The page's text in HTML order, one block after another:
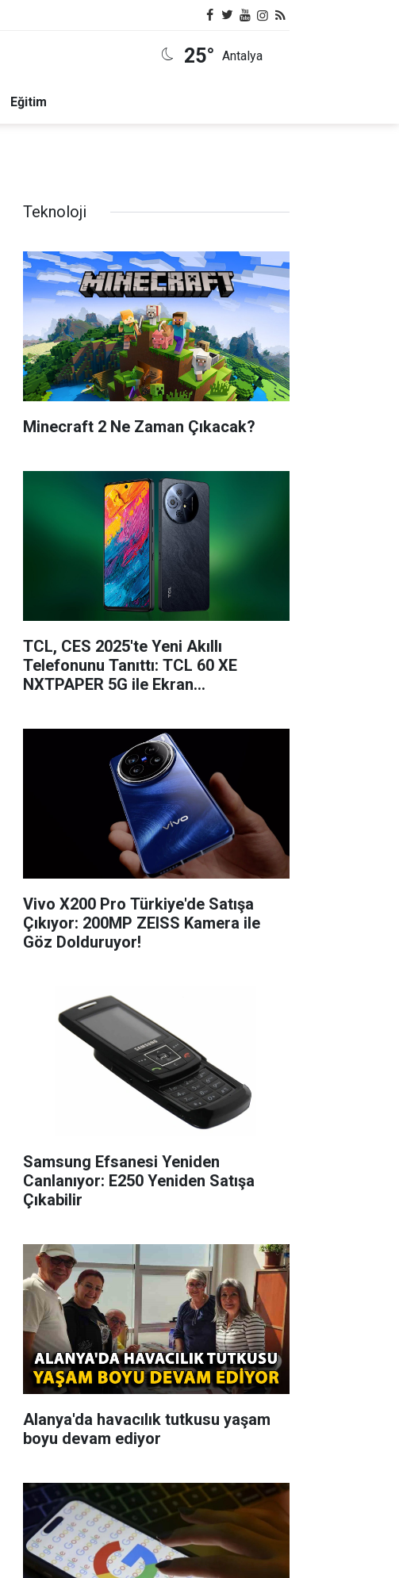
25° Antalya
Eğitim
Teknoloji
Minecraft 2 Ne Zaman Çıkacak?
TCL, CES 2025'te Yeni Akıllı
Telefonunu Tanıttı: TCL 60 XE
NXTPAPER 5G ile Ekran
Vivo X200 Pro Türkiye'de Satışa
Çıkıyor: 200MP ZEISS Kamera ile
Göz Dolduruyor!
Samsung Efsanesi Yeniden
Canlanıyor: E250 Yeniden Satışa
Çıkabilir
Alanya'da havacılık tutkusu yaşam
boyu devam ediyor